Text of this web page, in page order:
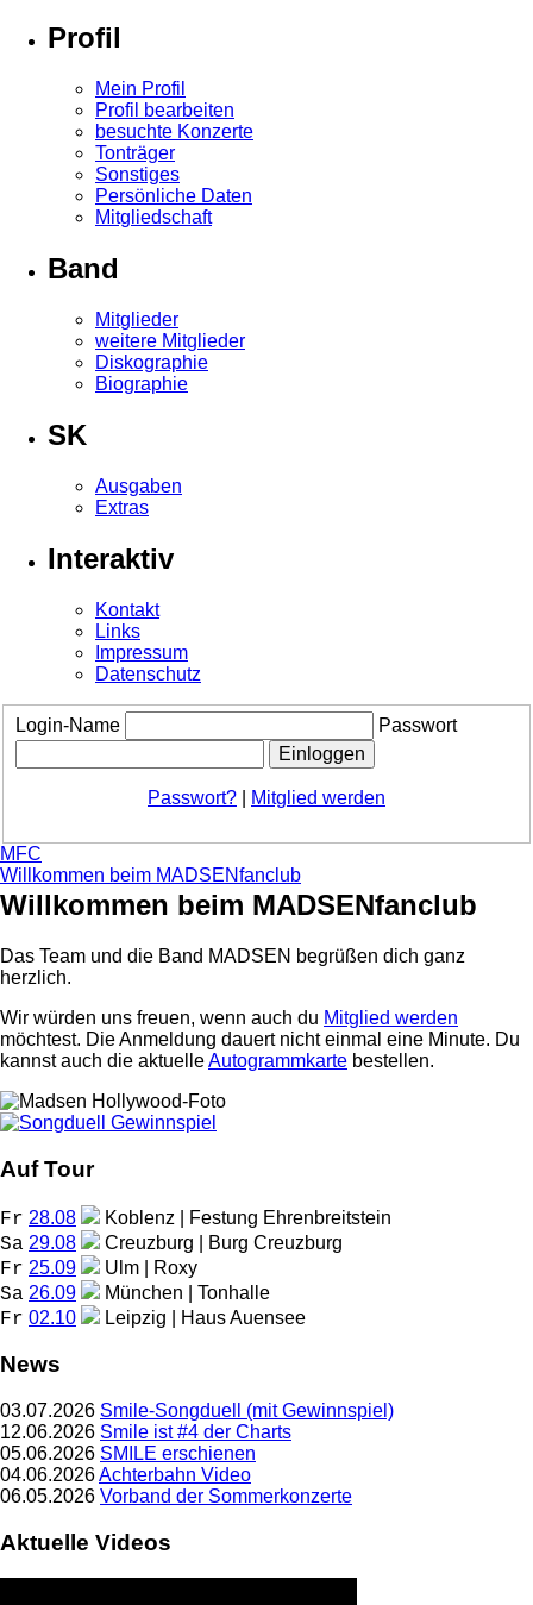
Profil
Mein Profil
Profil bearbeiten
besuchte Konzerte
Tonträger
Sonstiges
Persönliche Daten
Mitgliedschaft
Band
Mitglieder
weitere Mitglieder
Diskographie
Biographie
SK
Ausgaben
Extras
Interaktiv
Kontakt
Links
Impressum
Datenschutz
Login-Name Passwort
Passwort? Mitglied werden
MFC
Willkommen beim MADSENfanclub
Willkommen beim MADSENfanclub
Das Team und die Band MADSEN begrüßen dich ganz
herzlich.
Wir würden uns freuen, wenn auch du Mitglied werden
möchtest. Die Anmeldung dauert nicht einmal eine Minute. Du
kannst auch die aktuelleAutogrammkarte bestellen.
Auf Tour
Fr 28.08 Koblenz | Festung Ehrenbreitstein
Sa 29.08 Creuzburg | Burg Creuzburg
Fr 25.09 Ulm | Roxy
Sa 26.09 München | Tonhalle
Fr 02.10 Leipzig | Haus Auensee
News
03.07.2026 Smile-Songduell (mit Gewinnspiel)
12.06.2026 Smile ist #4 der Charts
05.06.2026 SMILE erschienen
04.06.2026Achterbahn Video
06.05.2026 Vorband der Sommerkonzerte
Aktuelle Videos